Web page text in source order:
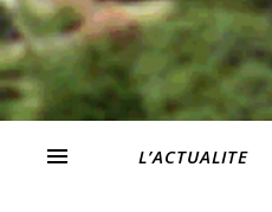
L’ACTUALITE